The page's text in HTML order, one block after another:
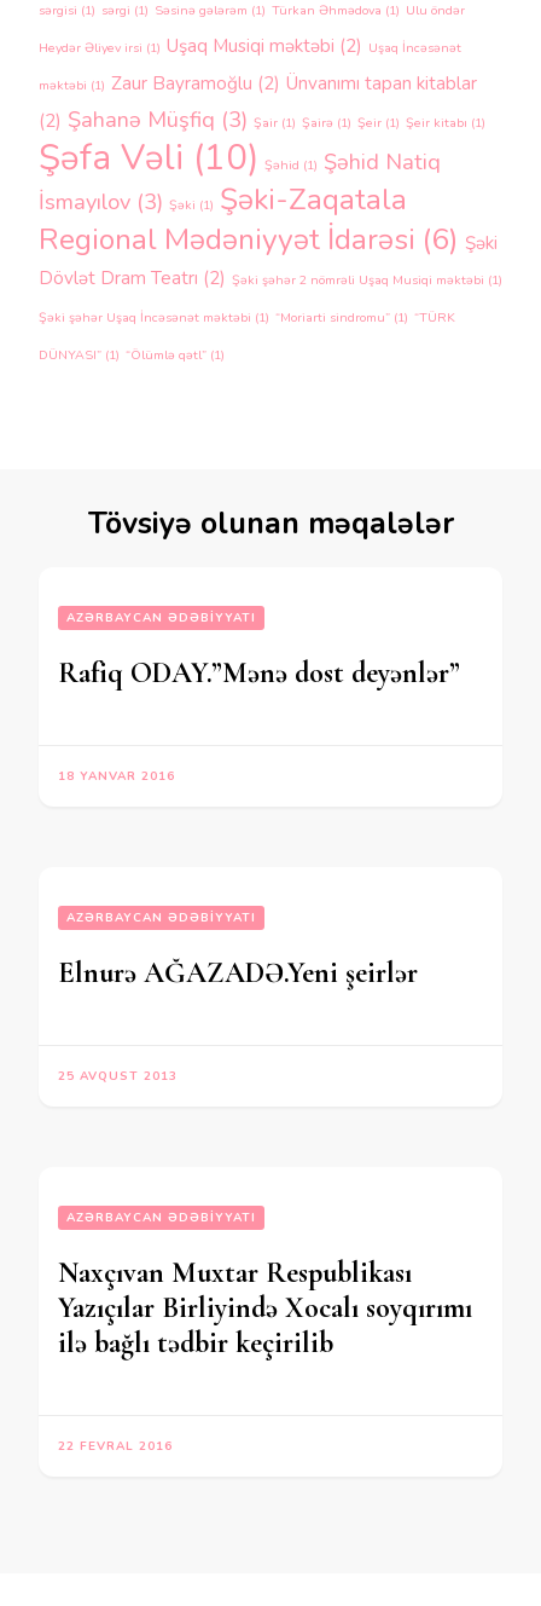
sərgisi (1) sərgi (1) Səsinə gələrəm (1) Türkan Əhmədova (1) Ulu öndər
Heydər Əliyev irsi (1) Uşaq Musiqi məktəbi (2) Uşaq İncəsənət
məktəbi (1) Zaur Bayramoğlu (2) Ünvanımı tapan kitablar
(2) Şahanə Müşfiq (3) Şair (1) Şairə (1) Şeir (1) Şeir kitabı (1)
Şəfa Vəli (10) Şəhid (1) Şəhid Natiq
İsmayılov (3) Şəki (1) Şəki-Zaqatala
Regional Mədəniyyət İdarəsi (6) Şəki
Dövlət Dram Teatrı (2) Şəki şəhər 2 nömrəli Uşaq Musiqi məktəbi (1)
Şəki şəhər Uşaq İncəsənət məktəbi (1) “Moriarti sindromu” (1) “TÜRK
DÜNYASI” (1) “Ölümlə qətl” (1)
Tövsiyə olunan məqalələr
AZƏRBAYCAN ƏDƏBIYYATI
Rafiq ODAY.”Mənə dost deyənlər”
18 YANVAR 2016
AZƏRBAYCAN ƏDƏBIYYATI
Elnurə AĞAZADƏ.Yeni şeirlər
25 AVQUST 2013
AZƏRBAYCAN ƏDƏBIYYATI
Naxçıvan Muxtar Respublikası
Yazıçılar Birliyində Xocalı soyqırımı
ilə bağlı tədbir keçirilib
22 FEVRAL 2016